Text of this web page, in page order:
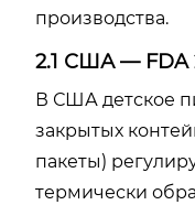
производства.
2.1 США — FDA
В США детское
закрытых
пакеты)
термически